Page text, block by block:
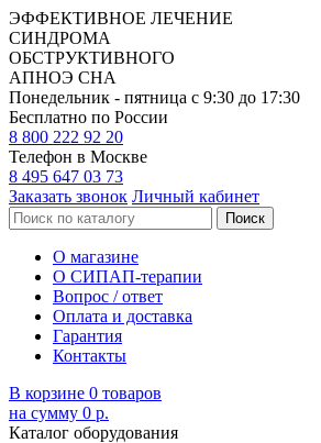
ЭФФЕКТИВНОЕ ЛЕЧЕНИЕ
СИНДРОМА
ОБСТРУКТИВНОГО
АПНОЭ СНА
Понедельник - пятница с 9:30 до 17:30
Бесплатно по России
8 800 222 92 20
Телефон в Москве
8 495 647 03 73
Заказать звонок Личный кабинет
О магазине
О СИПАП-терапии
Вопрос / ответ
Оплата и доставка
Гарантия
Контакты
В корзине 0 товаров
на сумму 0 р.
Каталог оборудования